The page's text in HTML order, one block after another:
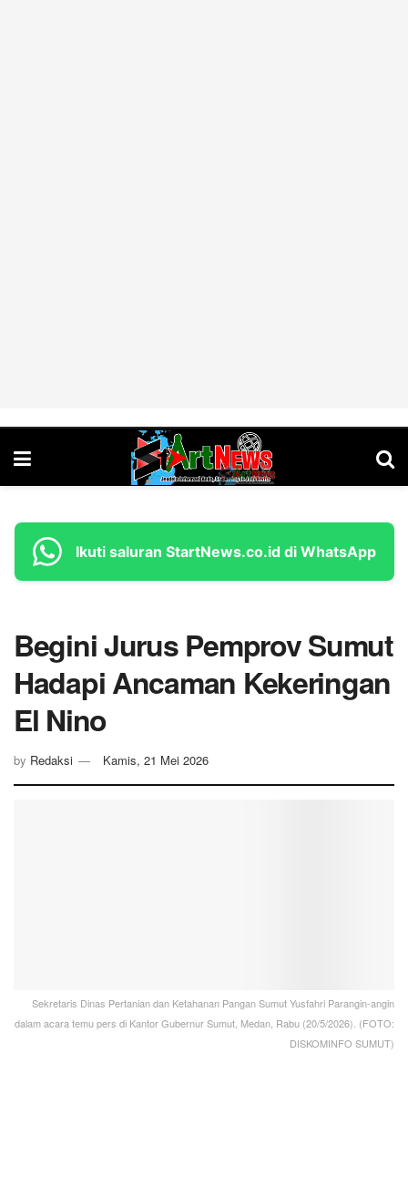
Ikuti saluran StartNews.co.id di WhatsApp
Begini Jurus Pemprov Sumut
Hadapi Ancaman Kekeringan
El Nino
by Redaksi Kamis, 21 Mei 2026
Sekretaris Dinas Pertanian dan Ketahanan Pangan Sumut Yusfahri Parangin-angin
dalam acara temu pers di Kantor Gubernur Sumut, Medan, Rabu (20/5/2026). (FOTO:
DISKOMINFO SUMUT)